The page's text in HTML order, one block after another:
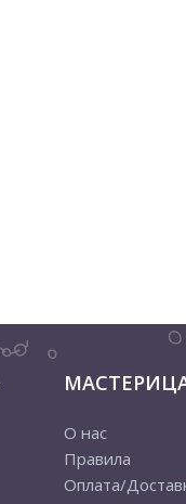
О нас
Правила
Оплата/